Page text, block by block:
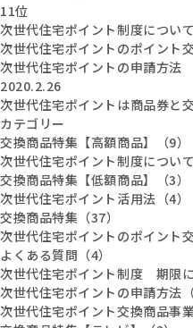
11位
次世代住宅ポイント制度について
次世代住宅ポイントのポイント
次世代住宅ポイントの申請方法
2020.2.26
次世代住宅ポイントは商品券と
カテゴリー
交換商品特集【高額商品】（9）
次世代住宅ポイント制度について
交換商品特集【低額商品】（3）
次世代住宅ポイント活用法（4）
交換商品特集（37）
次世代住宅ポイントのポイント
よくある質問（4）
次世代住宅ポイント制度 期限に
次世代住宅ポイントの申請方法（
次世代住宅ポイント交換商品事